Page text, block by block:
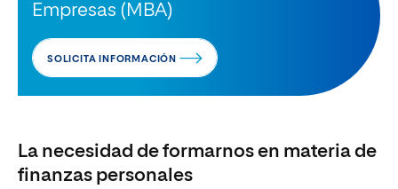
Empresas (MBA)
SOLICITA INFORMACIÓN
La necesidad de formarnos en materia de
finanzas personales